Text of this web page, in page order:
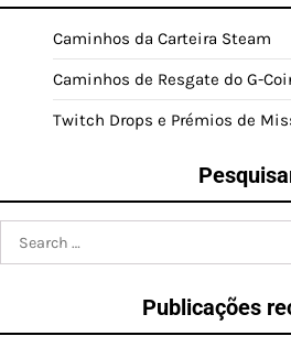
Caminhos da Carteira Steam
Caminhos de Resgate do G-
Twitch Drops e Prémios de
for:
Publicações